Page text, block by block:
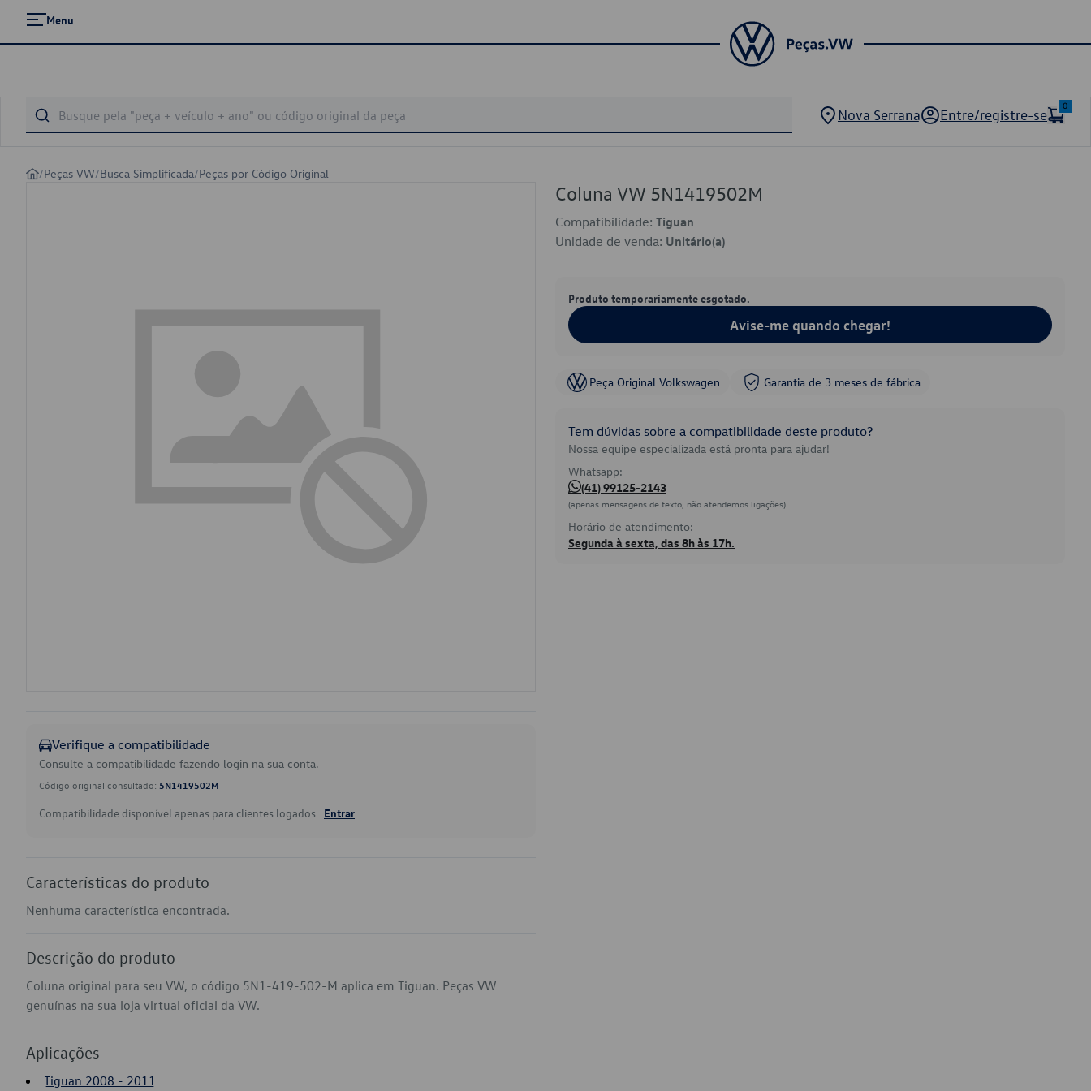
Menu
Nova Serrana Entre/registre-se
0
/Peças VW/Busca Simplificada/Peças por Código Original
Verifique a compatibilidade
Consulte a compatibilidade fazendo login na sua conta.
Código original consultado: 5N1419502M
Compatibilidade disponível apenas para clientes logados. Entrar
Características do produto
Nenhuma característica encontrada.
Descrição do produto
Coluna original para seu VW, o código 5N1-419-502-M aplica em Tiguan. Peças VW
genuínas na sua loja virtual oficial da VW.
Aplicações
Tiguan 2008 - 2011
Coluna VW 5N1419502M
Compatibilidade: Tiguan
Unidade de venda: Unitário(a)
Produto temporariamente esgotado.
Avise-me quando chegar!
Peça Original Volkswagen Garantia de 3 meses de fábrica
Tem dúvidas sobre a compatibilidade deste produto?
Nossa equipe especializada está pronta para ajudar!
Whatsapp:
(41) 99125-2143
(apenas mensagens de texto, não atendemos ligações)
Horário de atendimento:
Segunda à sexta, das 8h às 17h.